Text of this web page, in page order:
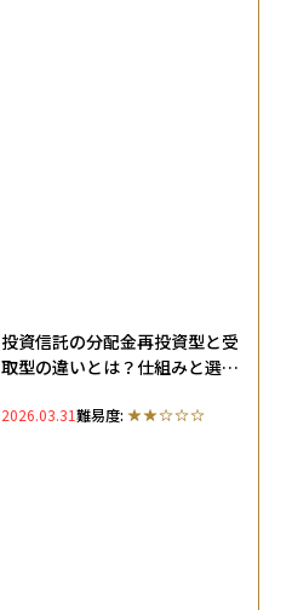
投資信託の分配金再投資型と受
取型の違いとは？仕組みと選び
2026.03.31難易度: